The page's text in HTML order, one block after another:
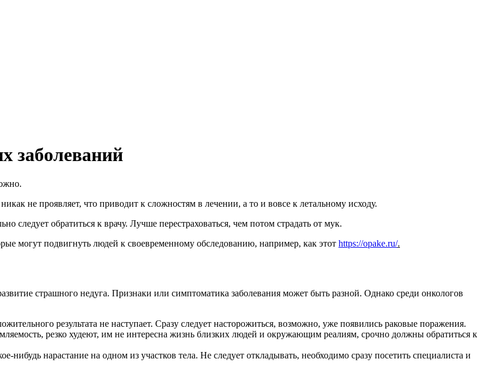
заболеваний
не проявляет, что приводит к сложностям в лечении, а то и вовсе к летальному исходу.
следует обратиться к врачу. Лучше перестраховаться, чем потом страдать от мук.
могут подвигнуть людей к своевременному обследованию, например, как этот https://opake.ru/.
страшного недуга. Признаки или симптоматика заболевания может быть разной. Однако среди онкологов
результата не наступает. Сразу следует насторожиться, возможно, уже появились раковые поражения.
резко худеют, им не интересна жизнь близких людей и окружающим реалиям, срочно должны обратиться к
нарастание на одном из участков тела. Не следует откладывать, необходимо сразу посетить специалиста и